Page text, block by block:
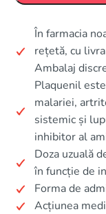
În farmacia
rețetă, cu
Ambalaj
Plaquenil
malariei,
sistemic și
inhibitor al
Doza uzuală
în funcție de
Forma de
Acțiunea